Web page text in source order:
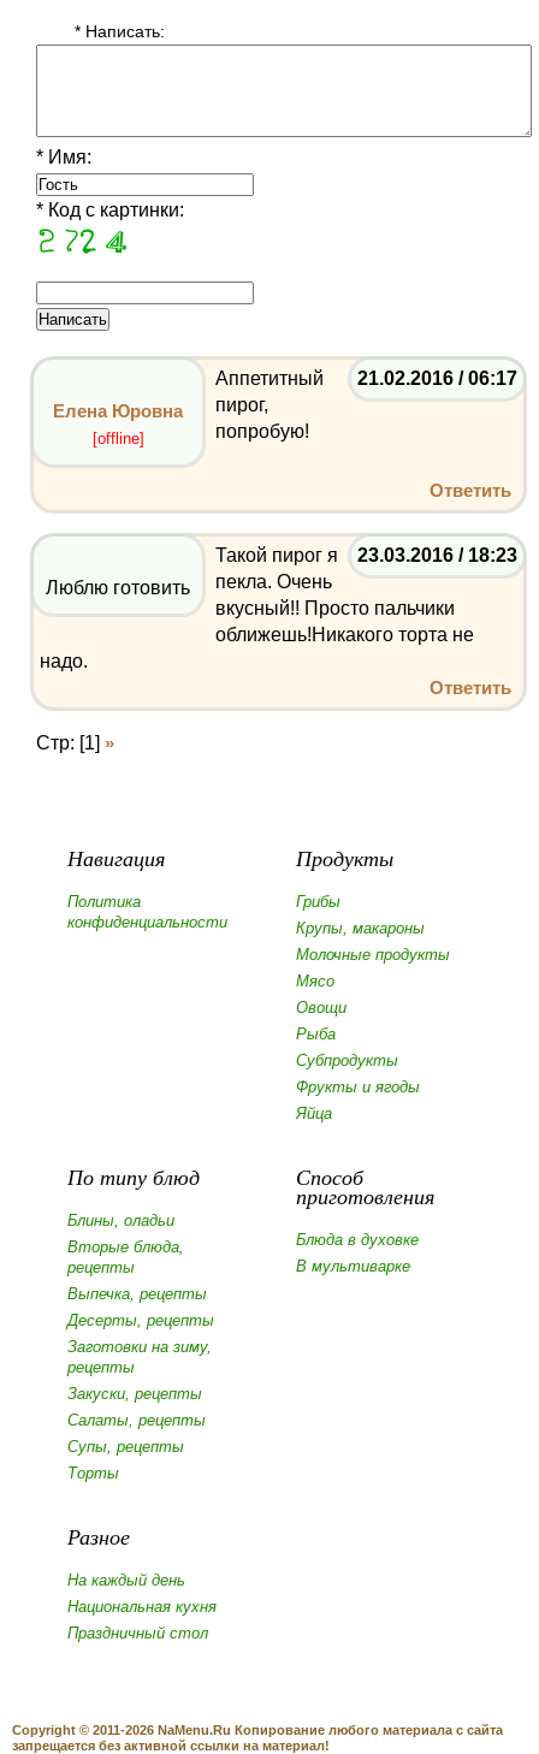
* Написать:
* Имя:
* Код с картинки:
21.02.2016 / 06:17
Елена Юровна
[offline]
Аппетитный
пирог,
попробую!
Ответить
23.03.2016 / 18:23
Люблю готовить
Такой пирог я
пекла. Очень
вкусный!! Просто пальчики
оближешь!Никакого торта не
надо.
Ответить
Стр: [1] »
Навигация
Политика
конфиденциальности
Продукты
Грибы
Крупы, макароны
Молочные продукты
Мясо
Овощи
Рыба
Субпродукты
Фрукты и ягоды
Яйца
По типу блюд
Блины, оладьи
Вторые блюда,
рецепты
Выпечка, рецепты
Десерты, рецепты
Заготовки на зиму,
рецепты
Закуски, рецепты
Салаты, рецепты
Супы, рецепты
Торты
Способ
приготовления
Блюда в духовке
В мультиварке
Разное
На каждый день
Национальная кухня
Праздничный стол
Copyright © 2011-2026 NaMenu.Ru Копирование любого материала с сайта
запрещается без активной ссылки на материал!